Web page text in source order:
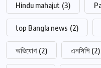
Hindu mahajut (3)
top Bangla news (2)
অভিযোগ (2) এনসিপি (2)